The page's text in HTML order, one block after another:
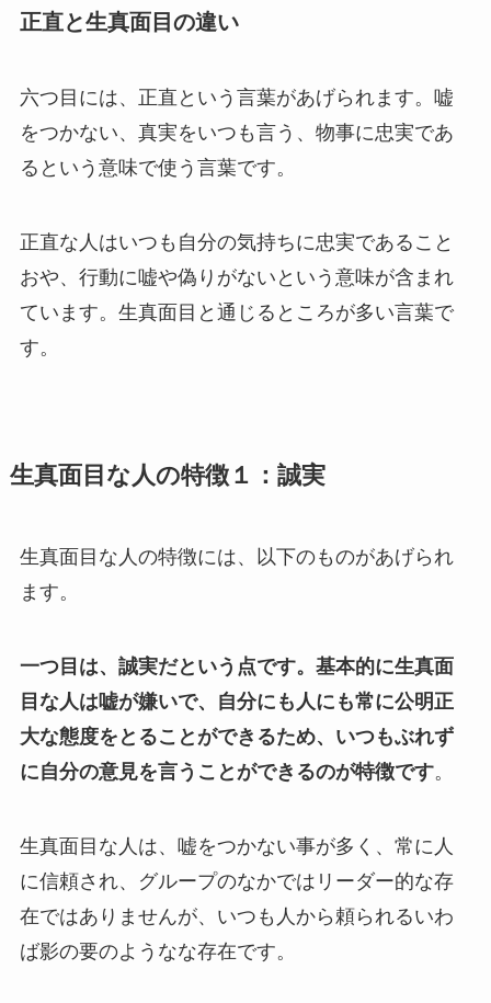
正直と生真面目の違い
六つ目には、正直という言葉があげられます。嘘
をつかない、真実をいつも言う、物事に忠実であ
るという意味で使う言葉です。
正直な人はいつも自分の気持ちに忠実であること
おや、行動に嘘や偽りがないという意味が含まれ
ています。生真面目と通じるところが多い言葉で
す。
生真面目な人の特徴１：誠実
生真面目な人の特徴には、以下のものがあげられ
ます。
一つ目は、誠実だという点です。基本的に生真面
目な人は嘘が嫌いで、自分にも人にも常に公明正
大な態度をとることができるため、いつもぶれず
に自分の意見を言うことができるのが特徴です。
生真面目な人は、嘘をつかない事が多く、常に人
に信頼され、グループのなかではリーダー的な存
在ではありませんが、いつも人から頼られるいわ
ば影の要のようなな存在です。